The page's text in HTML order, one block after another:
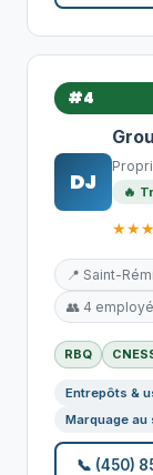
#4
DJ 🔥
📍 Saint-
👥 4
RBQ
Entrepôts &
Marquage au
📞 (450)